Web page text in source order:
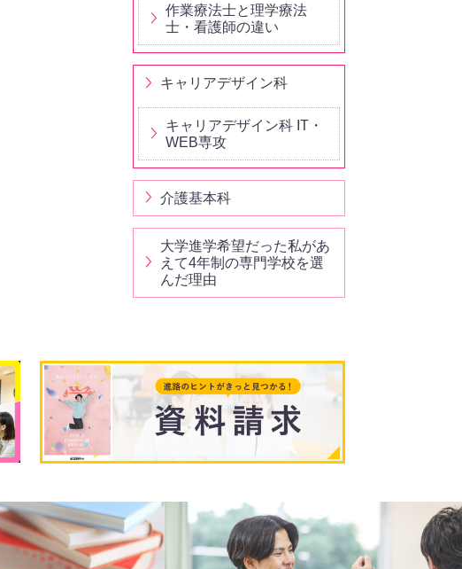
作業療法⼠と理学療法
⼠・看護師の違い
キャリアデザイン科
キャリアデザイン科 IT・
WEB専攻
介護基本科
大学進学希望だった私があ
えて4年制の専門学校を選
んだ理由